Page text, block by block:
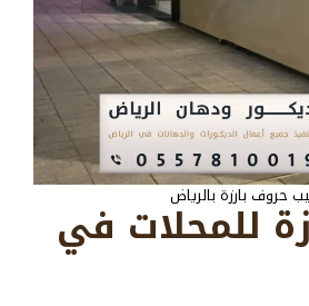
حروف بارزة بالرياض
للمحلات في